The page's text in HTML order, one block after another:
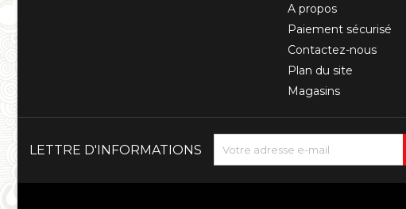
A propos
Paiement sécurisé
Contactez-nous
Plan du site
Magasins
LETTRE D'INFORMATIONS